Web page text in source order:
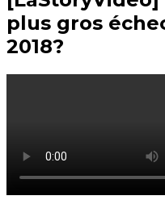
plus gros
2018?